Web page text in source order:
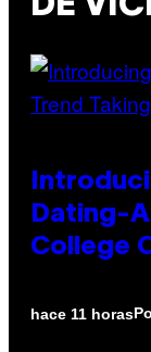
Dating-
College
hace 11 horas